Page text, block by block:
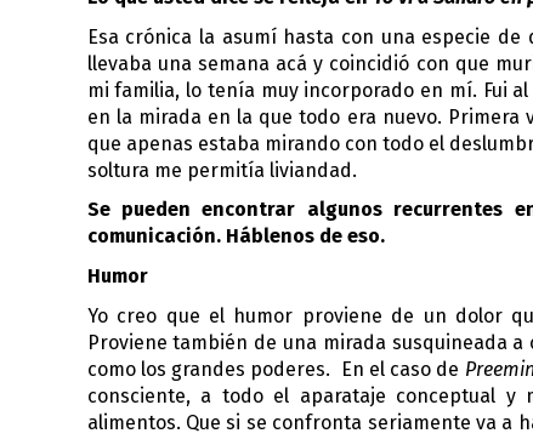
Esa crónica la asumí hasta con una especie
llevaba una semana acá y coincidió con que
mi familia, lo tenía muy incorporado en mí. Fui
en la mirada en la que todo era nuevo.
que apenas estaba mirando con todo el
soltura me permitía liviandad.
Se pueden encontrar algunos recurrentes
comunicación. Háblenos de eso.
Humor
Yo creo que el humor proviene de un dolor
Proviene también de una mirada susquineada
como los grandes poderes.  En el caso de
consciente, a todo el aparataje conceptual
alimentos. Que si se confronta seriamente va a